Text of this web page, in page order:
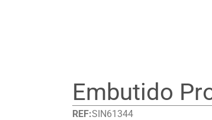
Embutido
REF:SIN61344